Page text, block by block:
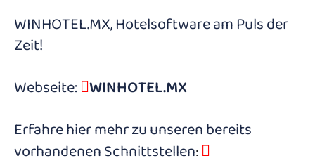
WINHOTEL.MX, Hotelsoftware am Puls der
Zeit!
Webseite: WINHOTEL.MX
Erfahre hier mehr zu unseren bereits
vorhandenen Schnittstellen: